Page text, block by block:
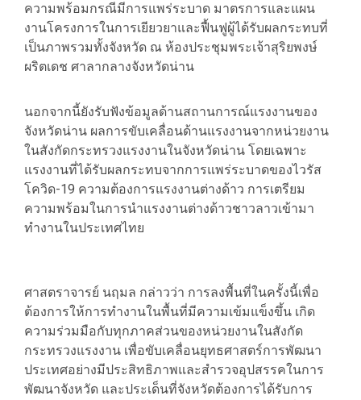
ความพร้อมกรณีมีการแพร่ระบาด มาตรการและแผน
งานโครงการในการเยียวยาและฟื้นฟูผู้ได้รับผลกระทบที่
เป็นภาพรวมทั้งจังหวัด ณ ห้องประชุมพระเจ้าสุริยพงษ์
ผริตเดช ศาลากลางจังหวัดน่าน
นอกจากนี้ยังรับฟังข้อมูลด้านสถานการณ์แรงงานของ
จังหวัดน่าน ผลการขับเคลื่อนด้านแรงงานจากหน่วยงาน
ในสังกัดกระทรวงแรงงานในจังหวัดน่าน โดยเฉพาะ
แรงงานที่ได้รับผลกระทบจากการแพร่ระบาดของไวรัส
โควิด-19 ความต้องการแรงงานต่างด้าว การเตรียม
ความพร้อมในการนำแรงงานต่างด้าวชาวลาวเข้ามา
ทำงานในประเทศไทย
ศาสตราจารย์ นฤมล กล่าวว่า การลงพื้นที่ในครั้งนี้เพื่อ
ต้องการให้การทำงานในพื้นที่มีความเข้มแข็งขึ้น เกิด
ความร่วมมือกับทุกภาคส่วนของหน่วยงานในสังกัด
กระทรวงแรงงาน เพื่อขับเคลื่อนยุทธศาสตร์การพัฒนา
ประเทศอย่างมีประสิทธิภาพและสำรวจอุปสรรคในการ
พัฒนาจังหวัด และประเด็นที่จังหวัดต้องการได้รับการ